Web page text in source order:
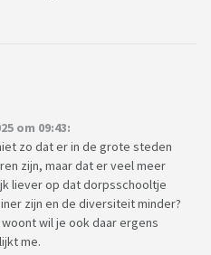
om 09:43:
zo dat er in de grote steden
zijn, maar dat er veel meer
liever op dat dorpsschooltje
zijn en de diversiteit minder?
wil je ook daar ergens
me.